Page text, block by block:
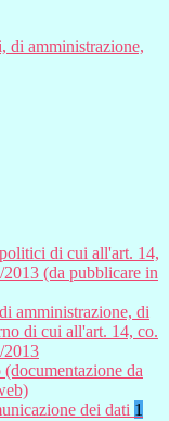
di amministrazione,
di cui all'art. 14,
(da pubblicare in
amministrazione, di
di cui all'art. 14, co.
2013
da
dei dati 1